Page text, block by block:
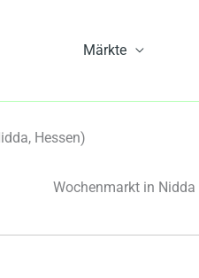
Märkte
Hessen)
Wochenmarkt in Nidda